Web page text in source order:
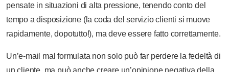
pensate in situazioni di alta pressione, tenendo conto del
tempo a disposizione (la coda del servizio clienti si muove
rapidamente, dopotutto!), ma deve essere fatto correttamente.
Un’e-mail mal formulata non solo può far perdere la fedeltà di